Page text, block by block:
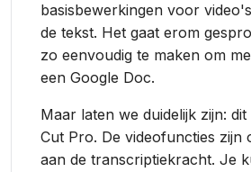
basisbewerkingen voor
de tekst. Het gaat erom
zo eenvoudig te maken om
een Google Doc.
Maar laten we duidelijk zijn: dit
Cut Pro. De videofuncties zijn
aan de transcriptiekracht. Je